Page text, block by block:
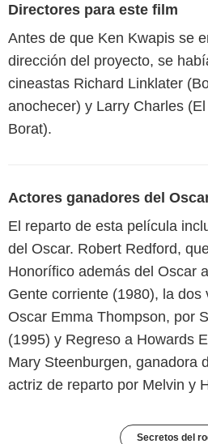
Directores para este film
Antes de que Ken Kwapis se
dirección del proyecto, se
cineastas Richard Linklater
anochecer) y Larry Charles
Borat).
Actores ganadores del
El reparto de esta película
del Oscar. Robert Redford,
Honorífico además del Oscar
Gente corriente (1980), la dos
Oscar Emma Thompson, por
(1995) y Regreso a Howards
Mary Steenburgen, ganadora
actriz de reparto por Melvin y
Secretos del